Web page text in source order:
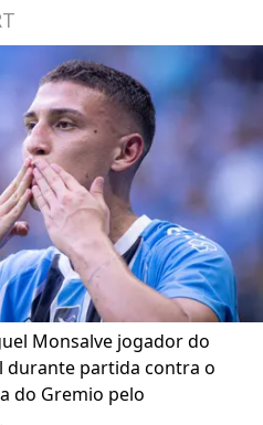
Monsalve jogador do
durante partida contra o
do Gremio pelo